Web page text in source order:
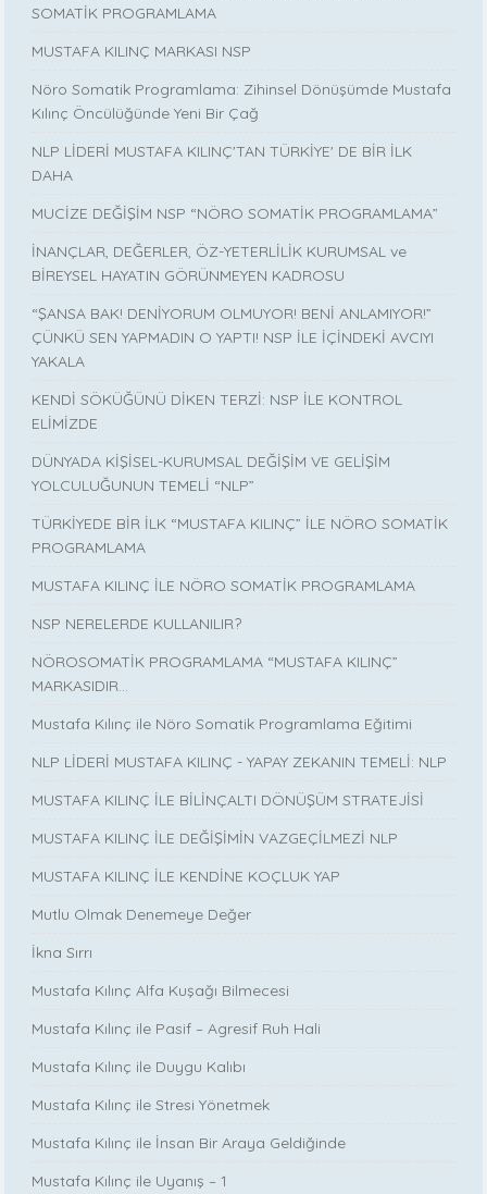
SOMATİK PROGRAMLAMA
MUSTAFA KILINÇ MARKASI NSP
Nöro Somatik Programlama: Zihinsel Dönüşümde Mustafa
Kılınç Öncülüğünde Yeni Bir Çağ
NLP LİDERİ MUSTAFA KILINÇ'TAN TÜRKİYE' DE BİR İLK
DAHA
MUCİZE DEĞİŞİM NSP “NÖRO SOMATİK PROGRAMLAMA”
İNANÇLAR, DEĞERLER, ÖZ-YETERLİLİK KURUMSAL ve
BİREYSEL HAYATIN GÖRÜNMEYEN KADROSU
“ŞANSA BAK! DENİYORUM OLMUYOR! BENİ ANLAMIYOR!”
ÇÜNKÜ SEN YAPMADIN O YAPTI! NSP İLE İÇİNDEKİ AVCIYI
YAKALA
KENDİ SÖKÜĞÜNÜ DİKEN TERZİ: NSP İLE KONTROL
ELİMİZDE
DÜNYADA KİŞİSEL-KURUMSAL DEĞİŞİM VE GELİŞİM
YOLCULUĞUNUN TEMELİ “NLP”
TÜRKİYEDE BİR İLK “MUSTAFA KILINÇ” İLE NÖRO SOMATİK
PROGRAMLAMA
MUSTAFA KILINÇ İLE NÖRO SOMATİK PROGRAMLAMA
NSP NERELERDE KULLANILIR?
NÖROSOMATİK PROGRAMLAMA “MUSTAFA KILINÇ”
MARKASIDIR…
Mustafa Kılınç ile Nöro Somatik Programlama Eğitimi
NLP LİDERİ MUSTAFA KILINÇ - YAPAY ZEKANIN TEMELİ: NLP
MUSTAFA KILINÇ İLE BİLİNÇALTI DÖNÜŞÜM STRATEJİSİ
MUSTAFA KILINÇ İLE DEĞİŞİMİN VAZGEÇİLMEZİ NLP
MUSTAFA KILINÇ İLE KENDİNE KOÇLUK YAP
Mutlu Olmak Denemeye Değer
İkna Sırrı
Mustafa Kılınç Alfa Kuşağı Bilmecesi
Mustafa Kılınç ile Pasif – Agresif Ruh Hali
Mustafa Kılınç ile Duygu Kalıbı
Mustafa Kılınç ile Stresi Yönetmek
Mustafa Kılınç ile İnsan Bir Araya Geldiğinde
Mustafa Kılınç ile Uyanış – 1